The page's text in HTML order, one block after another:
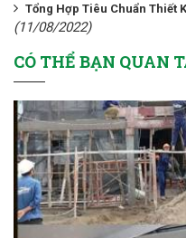
Tổng Hợp Tiêu Chuẩn Thiết
(11/08/2022)
CÓ THỂ BẠN QUAN